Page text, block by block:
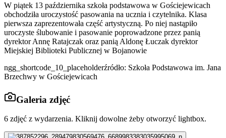
W piątek 13 października szkoła podstawowa w Gościejewicach
obchodziła uroczystość pasowania na ucznia i czytelnika. Klasa
pierwsza zaprezentowała część artystyczną. Po niej nastąpiło
uroczyste ślubowanie i pasowanie poprowadzone przez panią
dyrektor Annę Ratajczak oraz panią Aldonę Łuczak dyrektor
Miejskiej Biblioteki Publicznej w Bojanowie
ngg_shortcode_10_placeholderźródło: Szkoła Podstawowa im. Jana
Brzechwy w Gościejewicach
Galeria zdjęć
6 zdjęć z wydarzenia. Kliknij dowolne żeby otworzyć lightbox.